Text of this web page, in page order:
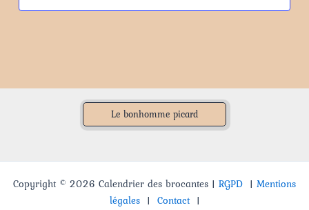
Le bonhomme picard
Copyright © 2026 Calendrier des brocantes | RGPD | Mentions
légales| Contact|